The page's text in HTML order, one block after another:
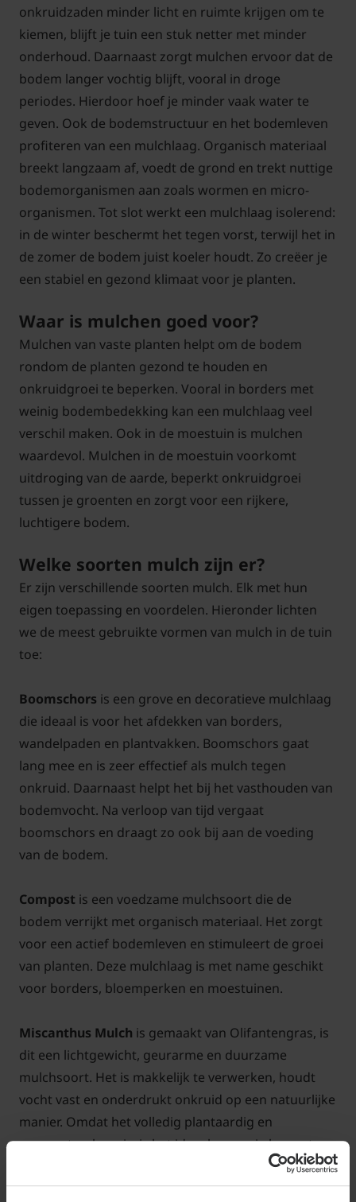
onkruidzaden minder licht en ruimte krijgen om te
kiemen, blijft je tuin een stuk netter met minder
onderhoud. Daarnaast zorgt mulchen ervoor dat de
bodem langer vochtig blijft, vooral in droge
periodes. Hierdoor hoef je minder vaak water te
geven. Ook de bodemstructuur en het bodemleven
profiteren van een mulchlaag. Organisch materiaal
breekt langzaam af, voedt de grond en trekt nuttige
bodemorganismen aan zoals wormen en micro-
organismen. Tot slot werkt een mulchlaag isolerend:
in de winter beschermt het tegen vorst, terwijl het in
de zomer de bodem juist koeler houdt. Zo creëer je
een stabiel en gezond klimaat voor je planten.
Waar is mulchen goed voor?
Mulchen van vaste planten helpt om de bodem
rondom de planten gezond te houden en
onkruidgroei te beperken. Vooral in borders met
weinig bodembedekking kan een mulchlaag veel
verschil maken. Ook in de moestuin is mulchen
waardevol. Mulchen in de moestuin voorkomt
uitdroging van de aarde, beperkt onkruidgroei
tussen je groenten en zorgt voor een rijkere,
luchtigere bodem.
Welke soorten mulch zijn er?
Er zijn verschillende soorten mulch. Elk met hun
eigen toepassing en voordelen. Hieronder lichten
we de meest gebruikte vormen van mulch in de tuin
toe:
Boomschors is een grove en decoratieve mulchlaag
die ideaal is voor het afdekken van borders,
wandelpaden en plantvakken. Boomschors gaat
lang mee en is zeer effectief als mulch tegen
onkruid. Daarnaast helpt het bij het vasthouden van
bodemvocht. Na verloop van tijd vergaat
boomschors en draagt zo ook bij aan de voeding
van de bodem.
Compost is een voedzame mulchsoort die de
bodem verrijkt met organisch materiaal. Het zorgt
voor een actief bodemleven en stimuleert de groei
van planten. Deze mulchlaag is met name geschikt
voor borders, bloemperken en moestuinen.
Miscanthus Mulch is gemaakt van Olifantengras, is
dit een lichtgewicht, geurarme en duurzame
mulchsoort. Het is makkelijk te verwerken, houdt
vocht vast en onderdrukt onkruid op een natuurlijke
manier. Omdat het volledig plantaardig en
composteerbaar is, is het ideaal voor wie bewust
kiest voor een milieuvriendelijke tuin. Je kunt
eenvoudig Miscanthus strooisel kopen bij